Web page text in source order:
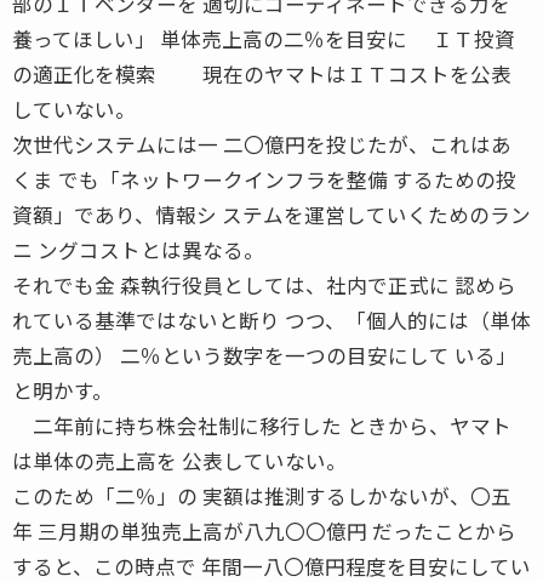
養ってほしい」 単体売上高の二％を目安に ＩＴ投資
の適正化を模索 現在のヤマトはＩＴコストを公表
していない。
次世代システムには一 二〇億円を投じたが、これはあ
くま でも「ネットワークインフラを整備 するための投
資額」であり、情報シ ステムを運営していくためのラン
ニ ングコストとは異なる。
それでも金 森執行役員としては、社内で正式に 認めら
れている基準ではないと断り つつ、「個人的には（単体
売上高の） 二％という数字を一つの目安にして いる」
と明かす。
二年前に持ち株会社制に移行した ときから、ヤマト
は単体の売上高を 公表していない。
このため「二％」の 実額は推測するしかないが、〇五
年 三月期の単独売上高が八九〇〇億円 だったことから
すると、この時点で 年間一八〇億円程度を目安にしてい